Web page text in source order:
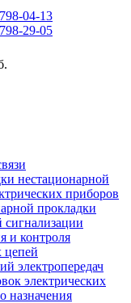
04-13
29-05
нестационарной
приборов
прокладки
и контроля
цепей
электропередач
электрических
назначения